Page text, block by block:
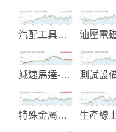
汽配工具製造
減速馬達-調速馬達
特殊金屬鈦鋯鉭工業設備製造